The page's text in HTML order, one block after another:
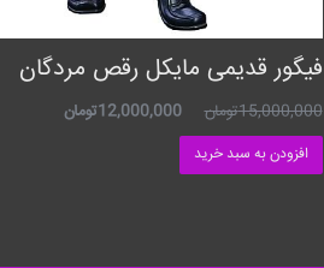
فیگور قدیمی مایکل رقص مردگان
15,000,000تومان 12,000,000تومان
افزودن به سبد خرید